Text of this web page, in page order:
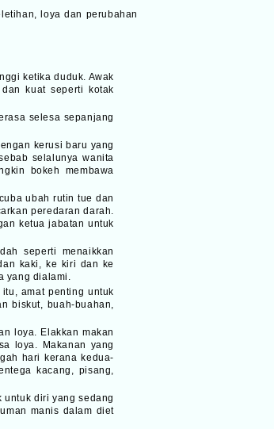
loya dan perubahan
ketika duduk. Awak
kuat seperti kotak
selesa sepanjang
kerusi baru yang
selalunya wanita
bokeh membawa
ubah rutin tue dan
peredaran darah.
ketua jabatan untuk
seperti menaikkan
kaki, ke kiri dan ke
yang dialami.
amat penting untuk
biskut, buah-buahan,
loya. Elakkan makan
loya. Makanan yang
hari kerana kedua-
kacang, pisang,
diri yang sedang
manis dalam diet